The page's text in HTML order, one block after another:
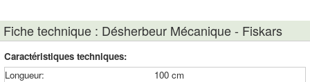
Fiche technique : Désherbeur Mécanique - Fiskars
Caractéristiques techniques:
Longueur:
100 cm